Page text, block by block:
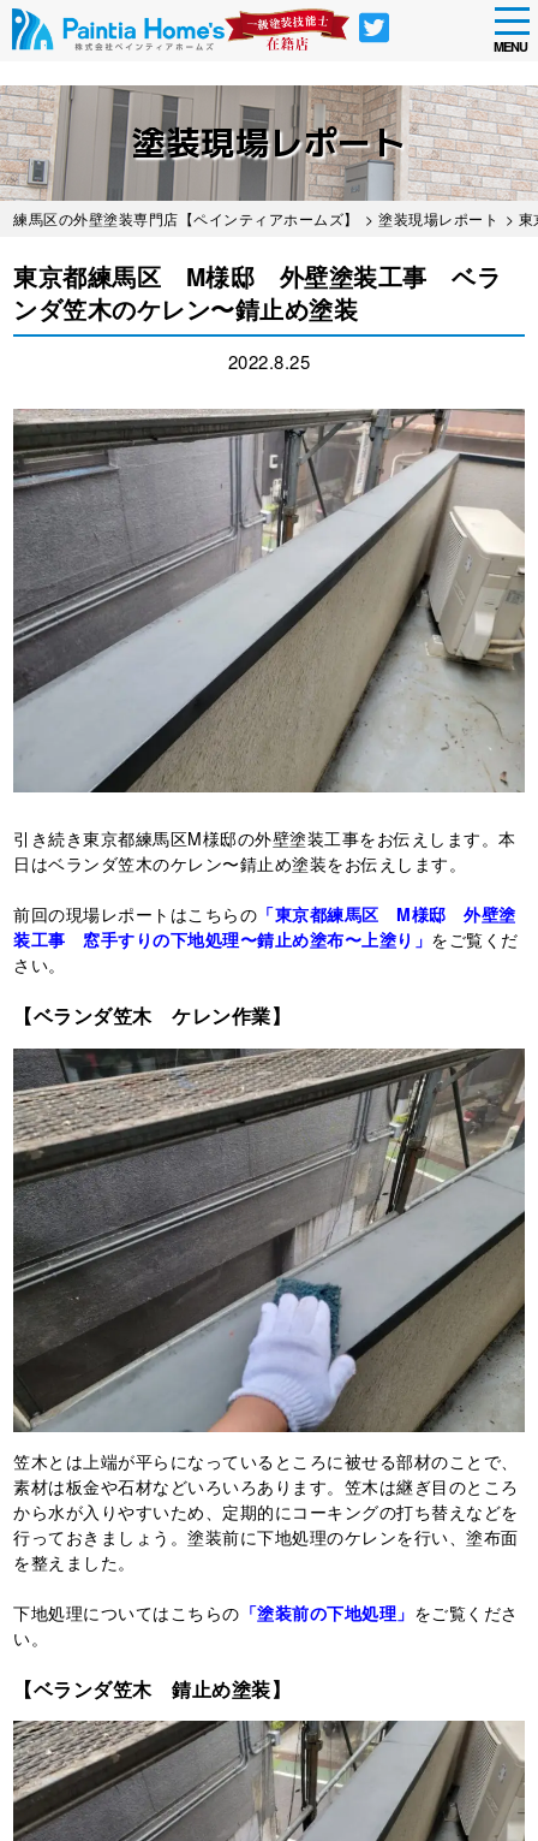
Skip
to
main
content
MENU
塗装現場レポート
練馬区の外壁塗装専門店【ペインティアホームズ】 >塗装現場レポート >
東京都練馬区 M様邸 外壁塗装工事 ベラ
ンダ笠木のケレン〜錆止め塗装
2022.8.25
引き続き東京都練馬区M様邸の外壁塗装工事をお伝えします。本
日はベランダ笠木のケレン〜錆止め塗装をお伝えします。
前回の現場レポートはこちらの 「東京都練馬区 M様邸 外壁塗
装工事 窓手すりの下地処理〜錆止め塗布〜上塗り」 をご覧くだ
さい。
【ベランダ笠木 ケレン作業】
笠木とは上端が平らになっているところに被せる部材のことで、
素材は板金や石材などいろいろあります。笠木は継ぎ目のところ
から水が入りやすいため、定期的にコーキングの打ち替えなどを
行っておきましょう。塗装前に下地処理のケレンを行い、塗布面
を整えました。
下地処理についてはこちらの 「塗装前の下地処理」 をご覧くださ
い。
【ベランダ笠木 錆止め塗装】